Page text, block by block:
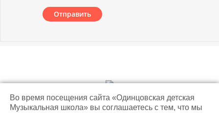
Отправить
© 2018 Одинцовская детская музыкальная школа
Во время посещения сайта «Одинцовская детская
Музыкальная школа» вы соглашаетесь с тем, что мы